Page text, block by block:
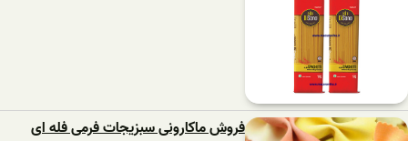
فروش ماکارونی سبزیجات فرمی فله ای